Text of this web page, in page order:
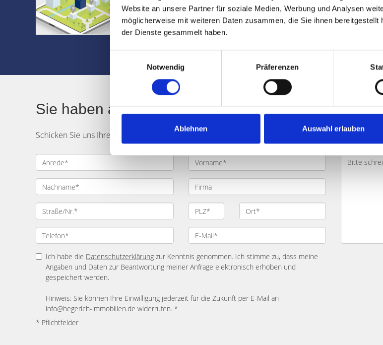
Website an unsere Partner für soziale Medien, Werbung und Analysen
möglicherweise mit weiteren Daten zusammen, die Sie ihnen
der Dienste gesammelt haben.
Notwendig
Präferenzen
Ablehnen Auswahl erlauben
✔ Kauf- und Mietpreis abfragen
✔ Kostenlos und unverbindlich
weiter
Sie haben auch eine Frage oder möchten Kontakt
Schicken Sie uns Ihre Gedanken, Anregungen oder Fragen. Jeden Monat gehen wir auf ein neues
Ich habe die Datenschutzerklärung zur Kenntnis genommen. Ich stimme zu, dass meine
Angaben und Daten zur Beantwortung meiner Anfrage elektronisch erhoben und
gespeichert werden.
Hinweis: Sie können Ihre Einwilligung jederzeit für die Zukunft per E-Mail an
info@hegerich-immobilien.de widerrufen. *
* Pflichtfelder